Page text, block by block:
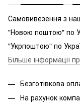
Самовивезення з
"Новою поштою" по
"Укрпоштою" по
Більше інформації
Безготівкова
На рахунок